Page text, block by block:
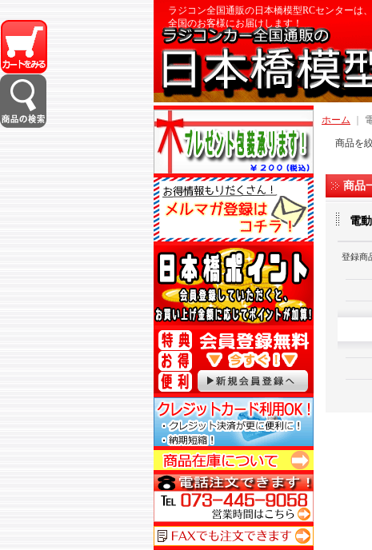
ラジコン全国通販の日本橋模型RCセンターは
全国のお客様にお届けします！
ホーム
商品を
商品
電
登録商